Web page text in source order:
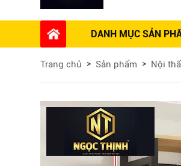
DANH MỤC SẢN
Phụ kiện Nội thất
Ổ khóa tủ
Máy hút mùi
Vòi rửa nhà bếp
Phụ kiện tủ áo
Phụ kiện tủ bếp trên
Dự án thi công
Trang chủ Sản phẩm Nội